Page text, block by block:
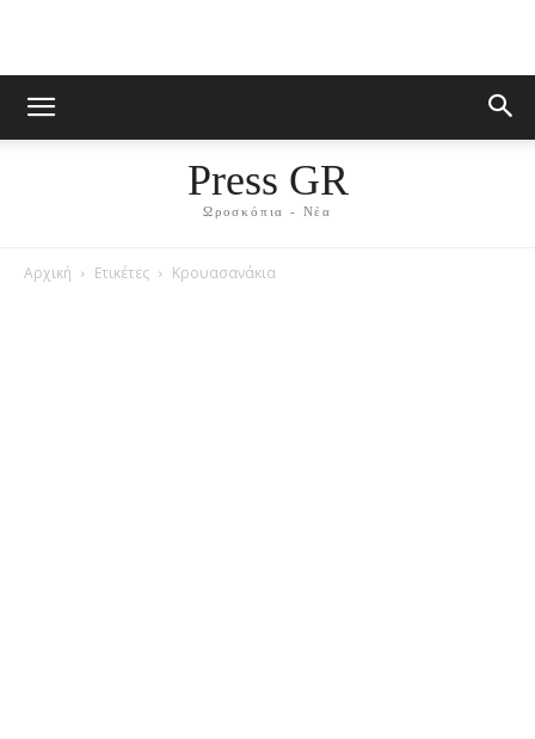
Press GR
Ωροσκόπια - Νέα
Αρχική Ετικέτες Κρουασανάκια